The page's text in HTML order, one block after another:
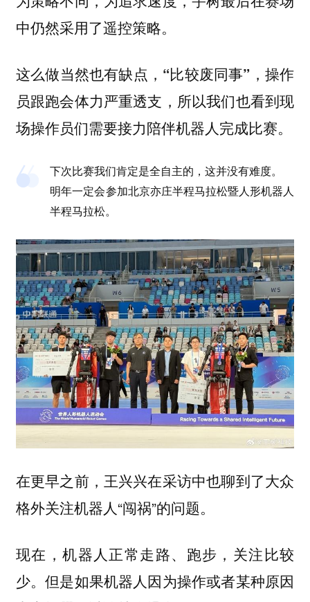
中仍然采用了遥控策略。
这么做当然也有缺点， “比较废同事” ，操作
员跟跑会体力严重透支，所以我们也看到现
场操作员们需要接力陪伴机器人完成比赛。
下次比赛我们肯定是全自主的，这并没有难度。
明年一定会参加北京亦庄半程马拉松暨人形机器人
半程马拉松。
在更早之前，王兴兴在采访中也聊到了大众
格外关注机器人“闯祸”的问题。
现在，机器人正常走路、跑步，关注比较
少。但是如果机器人因为操作或者某种原因